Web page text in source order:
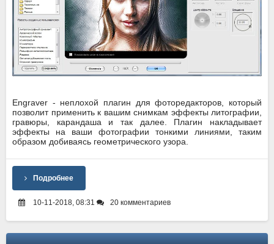
Engraver - неплохой плагин для фоторедакторов, который
позволит применить к вашим снимкам эффекты литографии,
гравюры, карандаша и так далее. Плагин накладывает
эффекты на ваши фотографии тонкими линиями, таким
образом добиваясь геометрического узора.
Подробнее
10-11-2018, 08:31 20 комментариев